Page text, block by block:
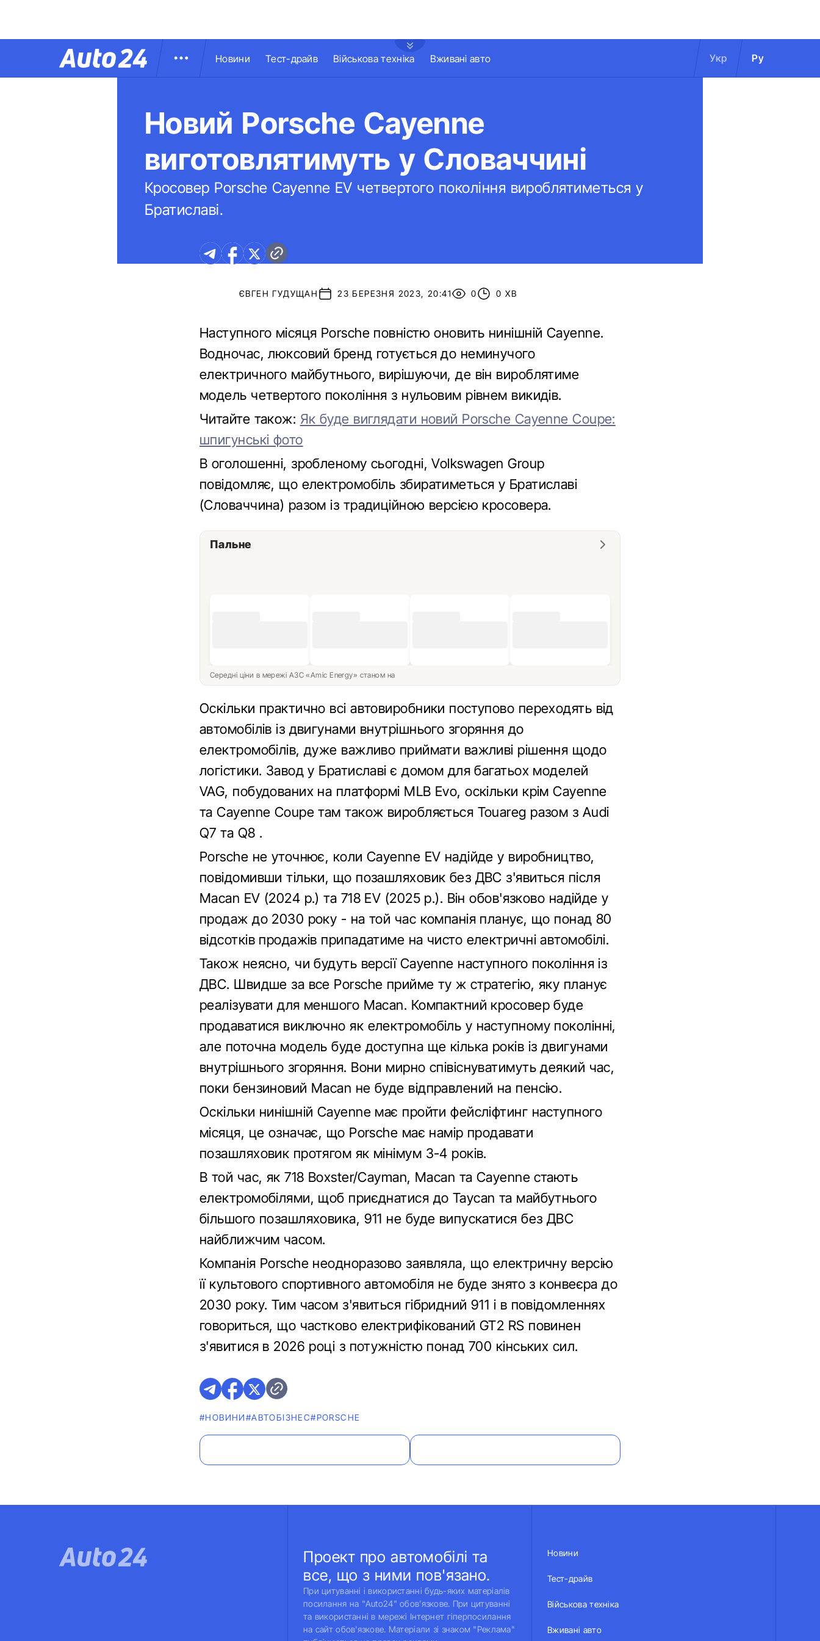
Новини Тест-драйв Військова техніка Вживані авто Укр Ру
Новий Porsche Cayenne
виготовлятимуть у Словаччині
Кросовер Porsche Cayenne EV четвертого покоління вироблятиметься у
Братиславі.
ЄВГЕН ГУДУЩАН 23 БЕРЕЗНЯ 2023, 20:41 0 0 ХВ
Наступного місяця Porsche повністю оновить нинішній Cayenne.
Водночас, люксовий бренд готується до неминучого
електричного майбутнього, вирішуючи, де він вироблятиме
модель четвертого покоління з нульовим рівнем викидів.
Читайте також: Як буде виглядати новий Porsche Cayenne Coupe:
шпигунські фото
В оголошенні, зробленому сьогодні, Volkswagen Group
повідомляє, що електромобіль збиратиметься у Братиславі
(Словаччина) разом із традиційною версією кросовера.
Пальне
Середні ціни в мережі АЗС «Amic Energy» станом на
Оскільки практично всі автовиробники поступово переходять від
автомобілів із двигунами внутрішнього згоряння до
електромобілів, дуже важливо приймати важливі рішення щодо
логістики. Завод у Братиславі є домом для багатьох моделей
VAG, побудованих на платформі MLB Evo, оскільки крім Cayenne
та Cayenne Coupe там також виробляється Touareg разом з Audi
Q7 та Q8 .
Porsche не уточнює, коли Cayenne EV надійде у виробництво,
повідомивши тільки, що позашляховик без ДВС з'явиться після
Macan EV (2024 р.) та 718 EV (2025 р.). Він обов'язково надійде у
продаж до 2030 року - на той час компанія планує, що понад 80
відсотків продажів припадатиме на чисто електричні автомобілі.
Також неясно, чи будуть версії Cayenne наступного покоління із
ДВС. Швидше за все Porsche прийме ту ж стратегію, яку планує
реалізувати для меншого Macan. Компактний кросовер буде
продаватися виключно як електромобіль у наступному поколінні,
але поточна модель буде доступна ще кілька років із двигунами
внутрішнього згоряння. Вони мирно співіснуватимуть деякий час,
поки бензиновий Macan не буде відправлений на пенсію.
Оскільки нинішній Cayenne має пройти фейсліфтинг наступного
місяця, це означає, що Porsche має намір продавати
позашляховик протягом як мінімум 3-4 років.
В той час, як 718 Boxster/Cayman, Macan та Cayenne стають
електромобілями, щоб приєднатися до Taycan та майбутнього
більшого позашляховика, 911 не буде випускатися без ДВС
найближчим часом.
Компанія Porsche неодноразово заявляла, що електричну версію
її культового спортивного автомобіля не буде знято з конвеєра до
2030 року. Тим часом з'явиться гібридний 911 і в повідомленнях
говориться, що частково електрифікований GT2 RS повинен
з'явитися в 2026 році з потужністю понад 700 кінських сил.
#НОВИНИ#АВТОБІЗНЕС#PORSCHE
Проект про автомобілі та
все, що з ними пов'язано.
При цитуванні і використанні будь-яких матеріалів
посилання на "Auto24" обов'язкове. При цитуванні
та використанні в мережі Інтернет гіперпосилання
на сайт обов'язкове. Матеріали зі знаком "Реклама"
Новини
Тест-драйв
Військова техніка
Вживані авто